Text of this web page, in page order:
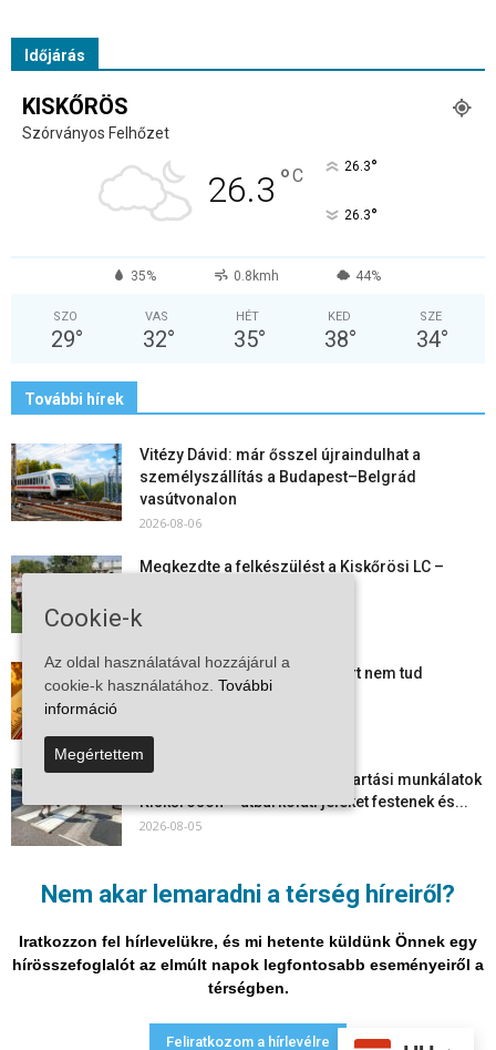
Nem akar lemaradni a térség híreiről?
Iratkozzon fel hírlevelükre, és mi hetente küldünk Önnek egy
hírösszefoglalót az elmúlt napok legfontosabb eseményeiről a
térségben.
Feliratkozom a hírlevélre
Időjárás
KISKŐRÖS
Szórványos Felhőzet
26.3 °C 26.3°
26.3°
35% 0.8kmh 44%
SZO
29°
VAS
32°
HÉT
35°
KED
38°
SZE
34°
További hírek
Vitézy Dávid: már ősszel újraindulhat a
személyszállítás a Budapest–Belgrád
vasútvonalon
2026-08-06
Megkezdte a felkészülést a Kiskőrösi LC –
2026-08-06
Mi történik Európa felett? Ezért nem tud
szabadulni a kontinens a...
Folyamatosak a nyári karbantartási munkálatok
Kiskőrösön – útburkolati jeleket festenek és...
2026-08-05
Több száz gyorshajtót és ittas sofőrt szűrtek ki
Bács-Kiskun útjain –...
2026-08-04
Adatvédelmi nyilatkozat Médiaajánlat Impresszum
Cookie-k
Az oldal használatával hozzájárul a
cookie-k használatához. További
információ
Megértettem